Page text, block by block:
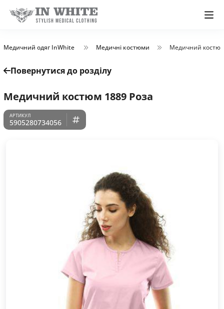
Медичний одяг InWhite Медичні костюми Медичний
Повернутися до розділу
Медичний костюм 1889 Роза
5905280734056